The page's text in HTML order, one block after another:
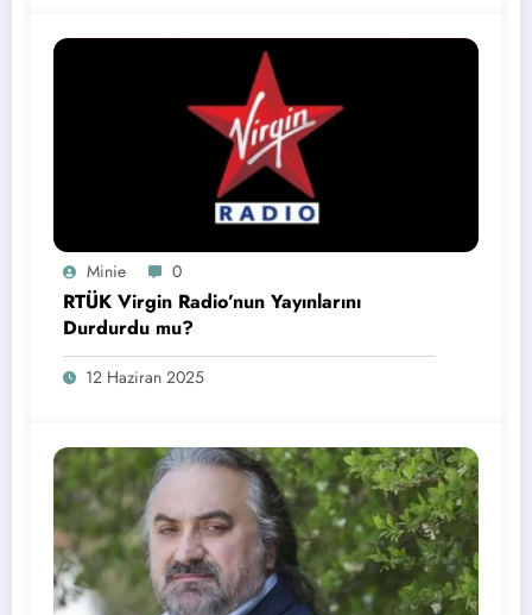
Minie 0
RTÜK Virgin Radio’nun Yayınlarını
Durdurdu mu?
12 Haziran 2025